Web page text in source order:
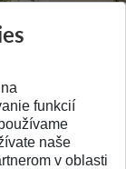
Pridané 03.07.2026
funkcií
naše
v oblasti